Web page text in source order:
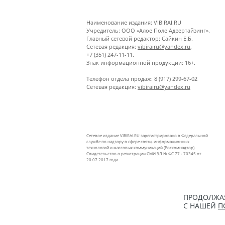
Наименование издания: VIBIRAI.RU
Учредитель: ООО «Алое Поле Адвертайзинг».
Главный сетевой редактор: Сайкин Е.Б.
Сетевая редакция: vibirairu@yandex.ru
+7 (351) 247-11-11.
Знак информационной продукции: 16+.
Телефон отдела продаж: 8 (917) 299-67-02
Сетевая редакция: vibirairu@yandex.ru
Сетевое издание VIBIRAI.RU зарегистрировано в Федеральной
службе по надзору в сфере связи, информационных
технологий и массовых коммуникаций (Роскомнадзор).
Свидетельство о регистрации СМИ ЭЛ № ФС 77 - 70345 от
20.07.2017 года
С НАШЕЙ